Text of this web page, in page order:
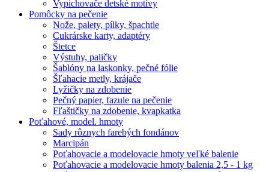
Vypichovače detské motívy
Pomôcky na pečenie
Nože, palety, pílky, špachtle
Cukrárske karty, adaptéry
Štetce
Výstuhy, paličky
Šablóny na laskonky, pečné fólie
Šľahacie metly, krájače
Lyžičky na zdobenie
Pečný papier, fazule na pečenie
Fľaštičky na zdobenie, kvapkatka
Poťahové, model. hmoty
Sady rôznych farebých fondánov
Marcipán
Poťahovacie a modelovacie hmoty veľké balenie
Poťahovacie a modelovacie hmoty balenia 2,5 - 1 kg